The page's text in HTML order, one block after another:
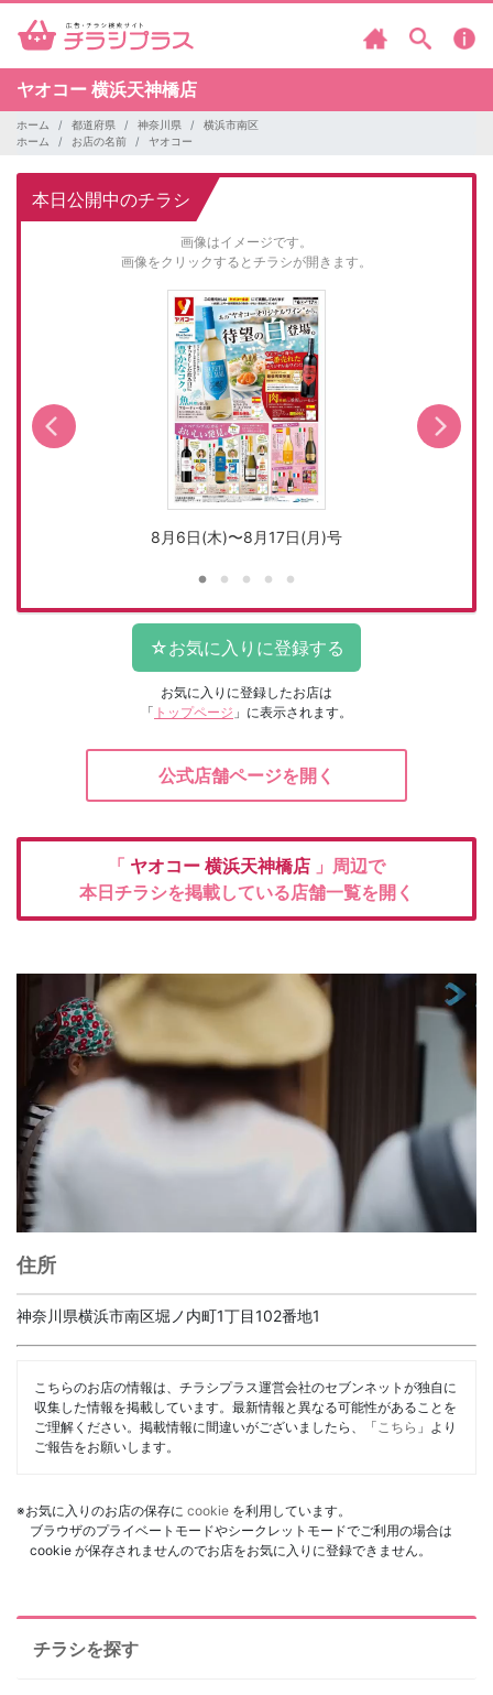
ヤオコー 横浜天神橋店
ホーム 都道府県 神奈川県
横浜市南区
ホーム
お店の名前 ヤオコー
本日公開中のチラシ
画像はイメージです。
画像をクリックするとチラシが開きます。
8月6日(木)〜8月17日(月)号
お気に入りに登録したお店は
「 トップページ 」に表示されます。
公式店舗ページを開く
「 ヤオコー 横浜天神橋店 」周辺で
本日チラシを掲載している店舗一覧を開く
住所
神奈川県横浜市南区堀ノ内町1丁目102番地1
こちらのお店の情報は、チラシプラス運営会社のセブンネットが独自に
収集した情報を掲載しています。最新情報と異なる可能性があることを
ご理解ください。掲載情報に間違いがございましたら、「 こちら 」より
ご報告をお願いします。
※お気に入りのお店の保存に cookie を利用しています。
ブラウザのプライベートモードやシークレットモードでご利用の場合は
cookie が保存されませんのでお店をお気に入りに登録できません。
チラシを探す